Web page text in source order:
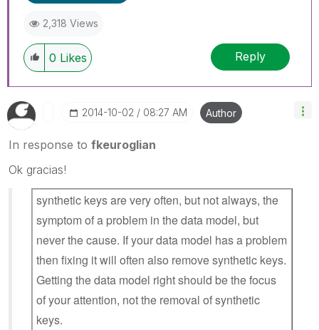
2,318 Views
0 Likes Reply
‎2014-10-02 08:27 AM Author
In response to fkeuroglian
Ok gracias!
synthetic keys are very often, but not always, the
symptom of a problem in the data model, but
never the cause. If your data model has a problem
then fixing it will often also remove synthetic keys.
Getting the data model right should be the focus
of your attention, not the removal of synthetic
keys.